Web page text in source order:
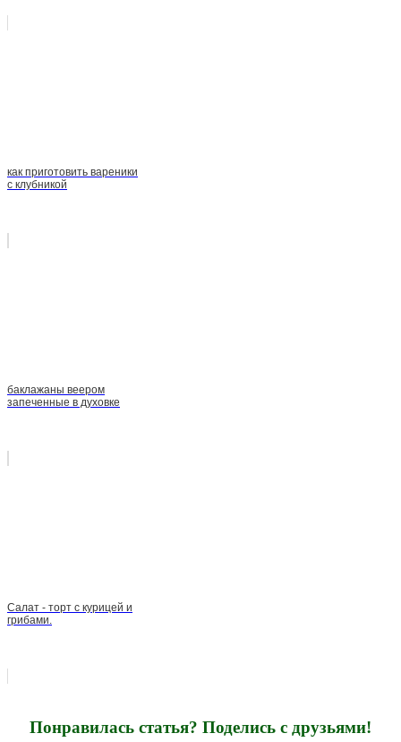
как приготовить вареники
с клубникой
баклажаны веером
запеченные в духовке
Салат - торт с курицей и
грибами.
Понравилась статья? Поделись с друзьями!